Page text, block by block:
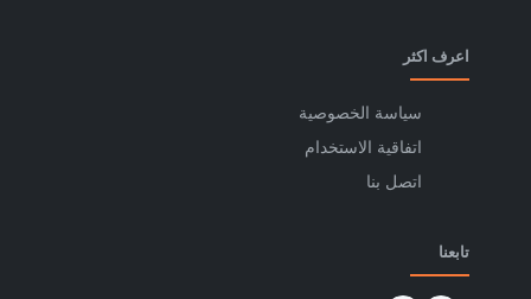
اعرف اكثر
سياسة الخصوصية
اتفاقية الاستخدام
اتصل بنا
تابعنا